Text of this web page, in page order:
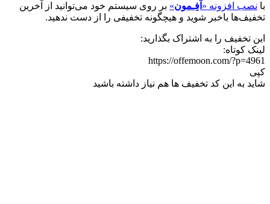
با نصب افزونه « آفِـمون» بر روی سیستم خود می‌توانید از آخرین
تخفیف‌ها باخبر شوید و هیچگونه تخفیفی را از دست ندهید.
این تخفیف را به اشتراک بگذارید:
لینک کوتاه:
https://offemoon.com/?p=4961
کپی
شاید به این کد تخفیف ها هم نیاز داشته باشید